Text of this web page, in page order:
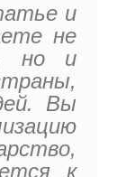
и
не
но и
Вы
к